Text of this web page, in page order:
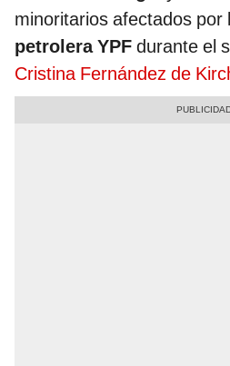
minoritarios afectados por
petrolera YPF durante el
Cristina Fernández de